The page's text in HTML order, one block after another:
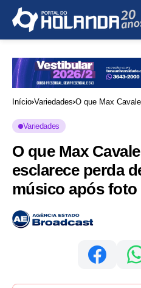
Início Variedades O que Max
Variedades
O que Max
esclarece perda
músico após foto